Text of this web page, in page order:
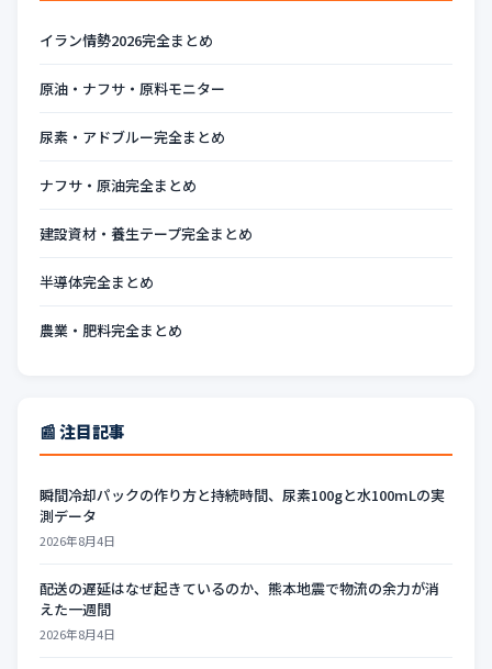
イラン情勢2026完全まとめ
原油・ナフサ・原料モニター
尿素・アドブルー完全まとめ
ナフサ・原油完全まとめ
建設資材・養生テープ完全まとめ
半導体完全まとめ
農業・肥料完全まとめ
📰 注目記事
瞬間冷却パックの作り方と持続時間、尿素100gと水100mLの実
測データ
2026年8月4日
配送の遅延はなぜ起きているのか、熊本地震で物流の余力が消
えた一週間
2026年8月4日